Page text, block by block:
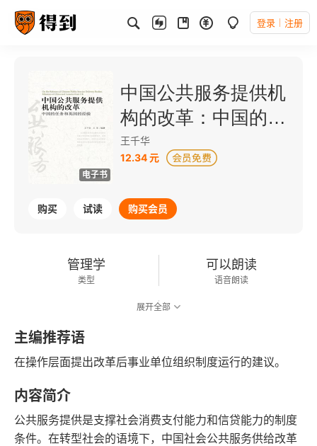
登录 注册
电子书
中国公共服务提供机
构的改革：中国的任
务和英国的经验
王千华
12.34 元
购买 试读 购买会员
管理学
类型
可以朗读
语音朗读
展开全部
主编推荐语
在操作层面提出改革后事业单位组织制度运行的建议。
内容简介
公共服务提供是支撑社会消费支付能力和信贷能力的制度
条件。在转型社会的语境下，中国社会公共服务供给改革